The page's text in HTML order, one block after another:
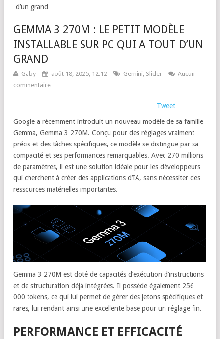
d’un grand
GEMMA 3 270M : LE PETIT MODÈLE
INSTALLABLE SUR PC QUI A TOUT D’UN
GRAND
Gaby août 18, 2025, 12:12 Gemini, Slider
Aucun
commentaire
Tweet
Google a récemment introduit un nouveau modèle de sa famille
Gemma, Gemma 3 270M. Conçu pour des réglages vraiment
précis et des tâches spécifiques, ce modèle se distingue par sa
compacité et ses performances remarquables. Avec 270 millions
de paramètres, il est une solution idéale pour les développeurs
qui cherchent à créer des applications d’IA, sans nécessiter des
ressources matérielles importantes.
Gemma 3 270M est doté de capacités d’exécution d’instructions
et de structuration déjà intégrées. Il possède également 256
000 tokens, ce qui lui permet de gérer des jetons spécifiques et
rares, lui rendant ainsi une excellente base pour un réglage fin.
PERFORMANCE ET EFFICACITÉ